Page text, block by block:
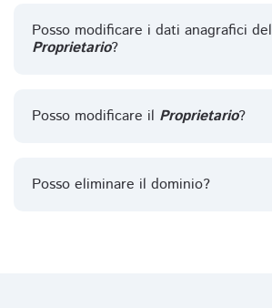
Posso modificare i dati anagrafici del
Proprietario?
Posso modificare il Proprietario?
Posso eliminare il dominio?